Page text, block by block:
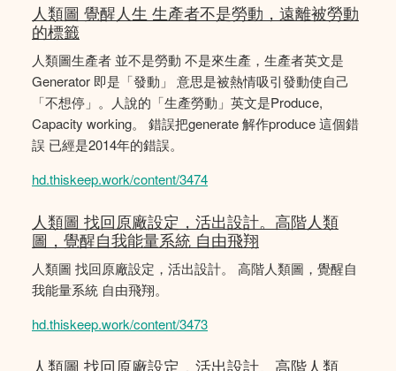
人類圖 覺醒人生 生產者不是勞動，遠離被勞動
的標籤
人類圖生產者 並不是勞動 不是來生產，生產者英文是
Generator 即是「發動」 意思是被熱情吸引發動使自己
「不想停」。人說的「生產勞動」英文是Produce,
Capacity working。 錯誤把generate 解作produce 這個錯
誤 已經是2014年的錯誤。
hd.thiskeep.work/content/3474
人類圖 找回原廠設定，活出設計。高階人類
圖，覺醒自我能量系統 自由飛翔
人類圖 找回原廠設定，活出設計。 高階人類圖，覺醒自
我能量系統 自由飛翔。
hd.thiskeep.work/content/3473
人類圖 找回原廠設定，活出設計。高階人類